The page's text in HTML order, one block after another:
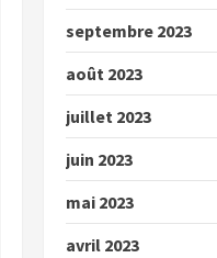
septembre 2023
août 2023
juillet 2023
juin 2023
mai 2023
avril 2023